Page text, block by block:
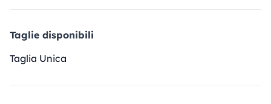
Taglie disponibili
Taglia Unica